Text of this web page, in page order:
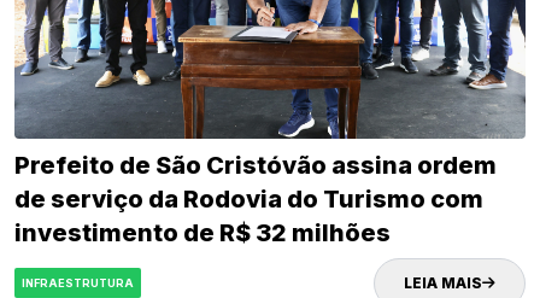
Prefeito de São Cristóvão assina ordem
de serviço da Rodovia do Turismo com
investimento de R$ 32 milhões
INFRAESTRUTURA LEIA MAIS